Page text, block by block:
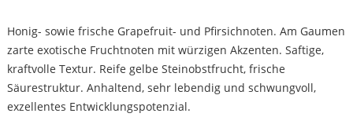
Honig- sowie frische Grapefruit- und Pfirsichnoten. Am Gaumen
zarte exotische Fruchtnoten mit würzigen Akzenten. Saftige,
kraftvolle Textur. Reife gelbe Steinobstfrucht, frische
Säurestruktur. Anhaltend, sehr lebendig und schwungvoll,
exzellentes Entwicklungspotenzial.